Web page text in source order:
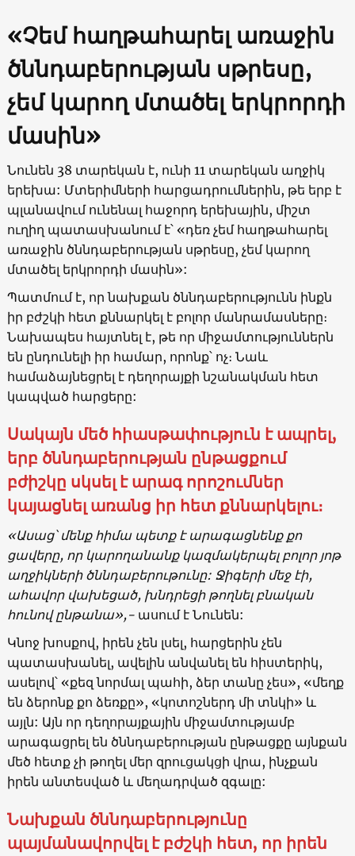
«Չեմ հաղթահարել առաջին
ծննդաբերության սթրեսը,
չեմ կարող մտածել երկրորդի
մասին»
Նունեն 38 տարեկան է, ունի 11 տարեկան աղջիկ
երեխա: Մտերիմների հարցադրումներին, թե երբ է
պլանավում ունենալ հաջորդ երեխային, միշտ
ուղիղ պատասխանում է՝ «դեռ չեմ հաղթահարել
առաջին ծննդաբերության սթրեսը, չեմ կարող
մտածել երկրորդի մասին»:
Պատմում է, որ նախքան ծննդաբերությունն ինքն
իր բժշկի հետ քննարկել է բոլոր մանրամասները։
Նախապես հայտնել է, թե որ միջամտություններն
են ընդունելի իր համար, որոնք՝ ոչ։ Նաև
համաձայնեցրել է դեղորայքի նշանակման հետ
կապված հարցերը:
Սակայն մեծ հիասթափություն է ապրել,
երբ ծննդաբերության ընթացքում
բժիշկը սկսել է արագ որոշումներ
կայացնել առանց իր հետ քննարկելու։
«Ասաց՝ մենք հիմա պետք է արագացնենք քո
ցավերը, որ կարողանանք կազմակերպել բոլոր յոթ
աղջիկների ծննդաբերութունը: Ջիգերի մեջ էի,
ահավոր վախեցած, խնդրեցի թողնել բնական
հունով ընթանա»,- ասում է Նունեն:
Կնոջ խոսքով, իրեն չեն լսել, հարցերին չեն
պատասխանել, ավելին անվանել են հիստերիկ,
ասելով՝ «քեզ նորմալ պահի, ձեր տանը չես», «մեղք
են ձերոնք քո ձեռքը», «կոտոշներդ մի տնկի» և
այլն: Այն որ դեղորայքային միջամտությամբ
արագացրել են ծննդաբերության ընթացքը այնքան
մեծ հետք չի թողել մեր զրուցակցի վրա, ինչքան
իրեն անտեսված և մեղադրված զգալը:
Նախքան ծննդաբերությունը
պայմանավորվել է բժշկի հետ, որ իրեն